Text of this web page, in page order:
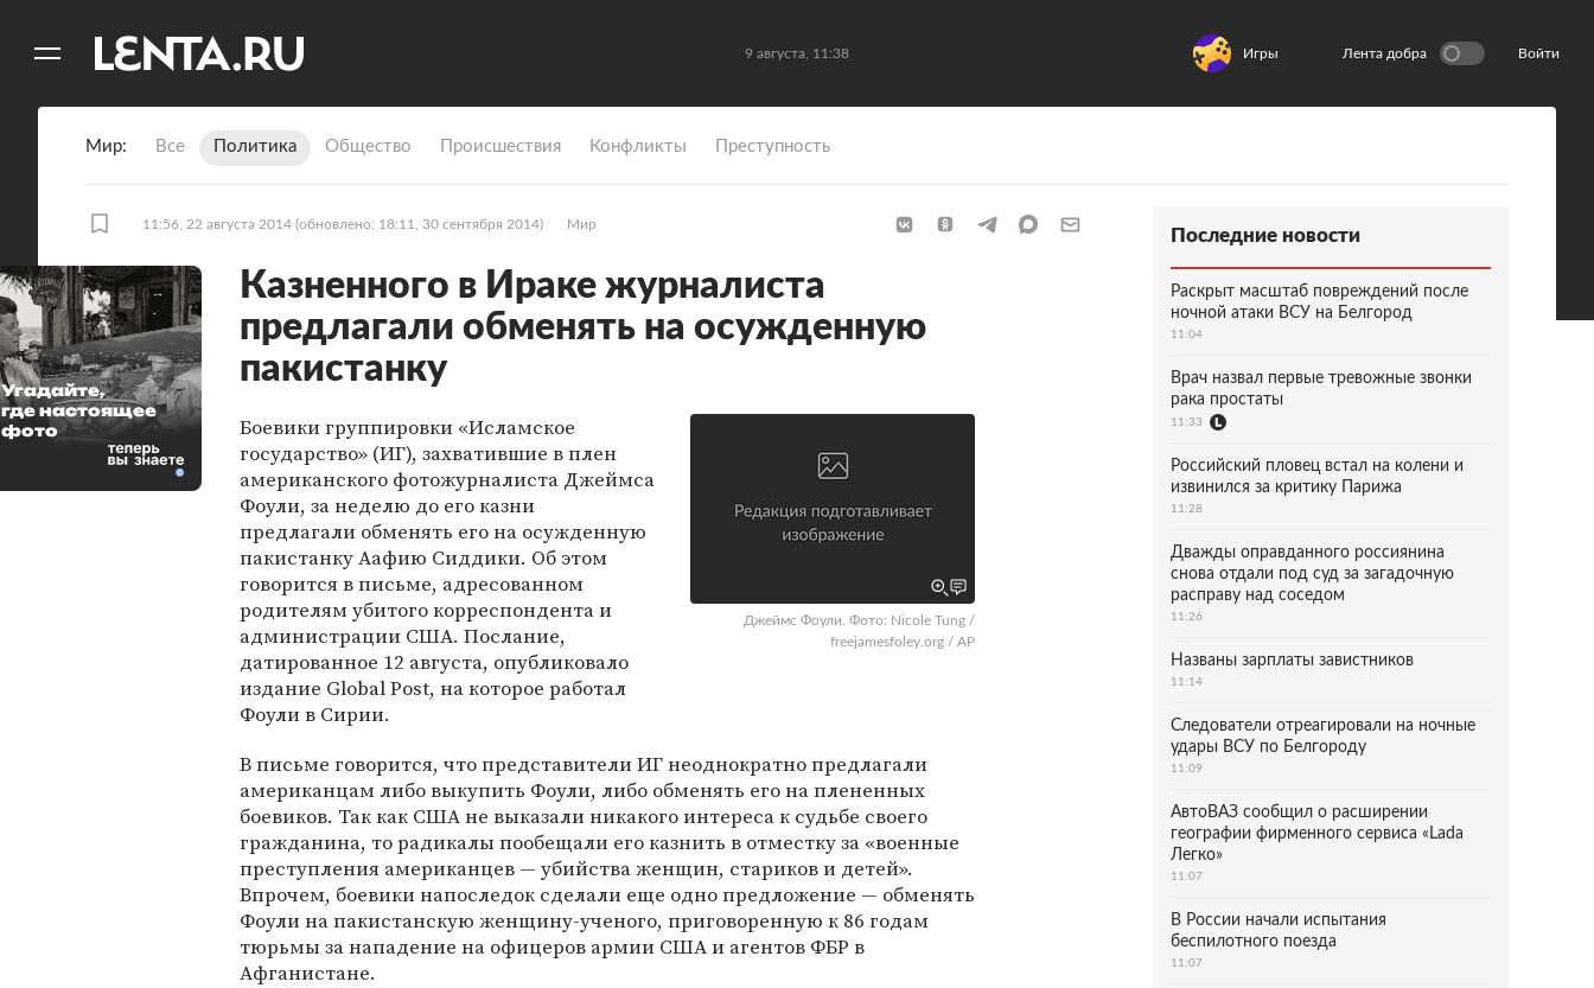
9 августа, 11:38 Игры Лента добра Войти
Мир Все Политика Общество Происшествия Конфликты Преступность
11:56, 22 августа 2014 (обновлено: 18:11, 30 сентября 2014) Мир
Казненного в Ираке журналиста
предлагали обменять на осужденную
пакистанку
Джеймс Фоули. Фото: Nicole Tung /
freejamesfoley.org / AP
Боевики группировки «Исламское
государство» (ИГ), захватившие в плен
американского фотожурналиста Джеймса
Фоули, за неделю до его казни
предлагали обменять его на осужденную
пакистанку Аафию Сиддики. Об этом
говорится в письме, адресованном
родителям убитого корреспондента и
администрации США. Послание,
датированное 12 августа, опубликовало
издание Global Post, на которое работал
Фоули в Сирии.
В письме говорится, что представители ИГ неоднократно предлагали
американцам либо выкупить Фоули, либо обменять его на плененных
боевиков. Так как США не выказали никакого интереса к судьбе своего
гражданина, то радикалы пообещали его казнить в отместку за «военные
преступления американцев — убийства женщин, стариков и детей».
Впрочем, боевики напоследок сделали еще одно предложение — обменять
Фоули на пакистанскую женщину-ученого, приговоренную к 86 годам
тюрьмы за нападение на офицеров армии США и агентов ФБР в
Афганистане.
Угадайте,
где настоящее
фото
Последние новости
Раскрыт масштаб повреждений после
ночной атаки ВСУ на Белгород
11:04
Врач назвал первые тревожные звонки
рака простаты
11:33
Российский пловец встал на колени и
извинился за критику Парижа
11:28
Дважды оправданного россиянина
снова отдали под суд за загадочную
расправу над соседом
11:26
Названы зарплаты завистников
11:14
Следователи отреагировали на ночные
удары ВСУ по Белгороду
11:09
АвтоВАЗ сообщил о расширении
географии фирменного сервиса «Lada
Легко»
11:07
В России начали испытания
беспилотного поезда
11:07